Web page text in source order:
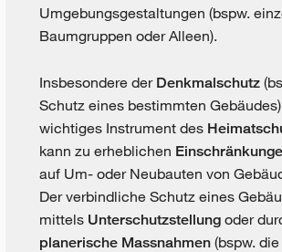
Umgebungsgestaltungen (bspw.
Baumgruppen oder Alleen).
Insbesondere der Denkmalschutz
Schutz eines bestimmten
wichtiges Instrument des
kann zu erheblichen
auf Um- oder Neubauten von
Der verbindliche Schutz eines
mittels Unterschutzstellungoder
planerische Massnahmen (bspw. die